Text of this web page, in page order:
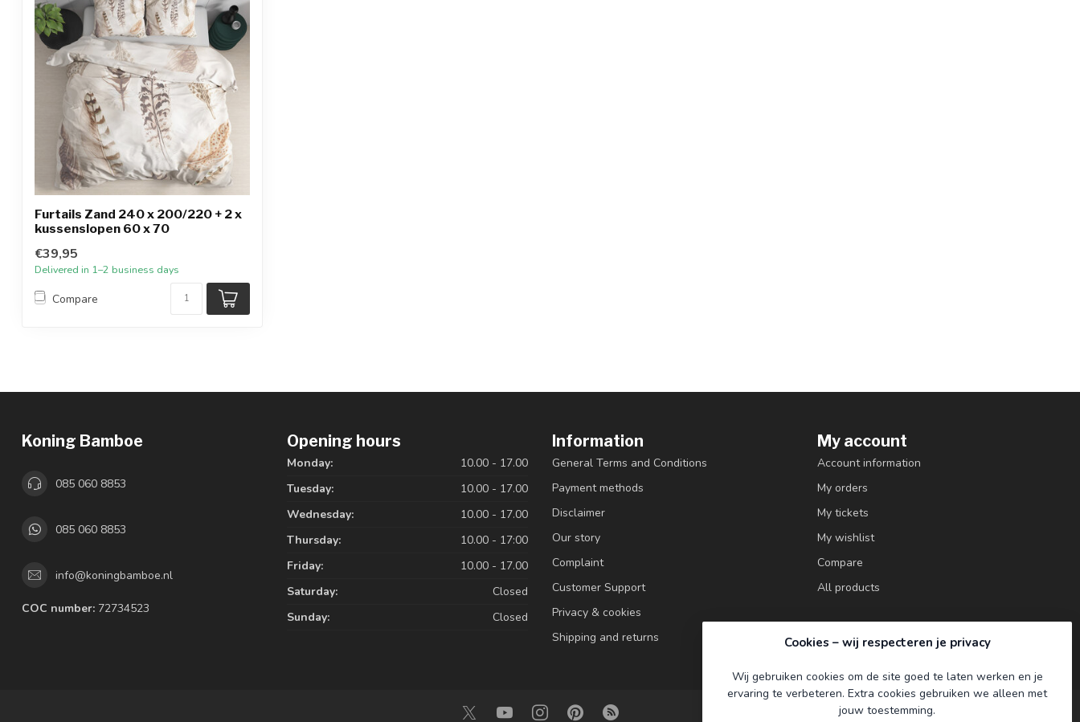
Furtails Zand 240 x 200/220 + 2 x
kussenslopen 60 x 70
€39,95
Delivered in 1–2 business days
Compare
Koning Bamboe
085 060 8853
085 060 8853
info@koningbamboe.nl
COC number: 72734523
Opening hours
Monday:
10.00 - 17.00
Tuesday:
10.00 - 17.00
Wednesday:
10.00 - 17.00
Thursday:
10.00 - 17:00
Friday:
10.00 - 17.00
Saturday:
Closed
Sunday:
Closed
Information
General Terms and Conditions
Payment methods
Disclaimer
Our story
Complaint
Customer Support
Privacy & cookies
Shipping and returns
My account
Account information
My orders
My tickets
My wishlist
Compare
All products
Cookies – wij respecteren je privacy
Wij gebruiken cookies om de site goed te laten werken en je
ervaring te verbeteren. Extra cookies gebruiken we alleen met
jouw toestemming.